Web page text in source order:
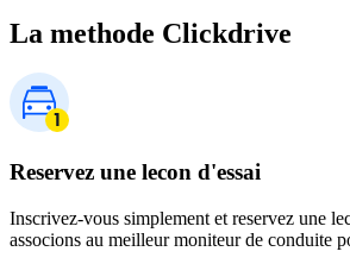
La methode Clickdrive
Reservez une lecon d'essai
Inscrivez-vous simplement et reservez une
associons au meilleur moniteur de conduite